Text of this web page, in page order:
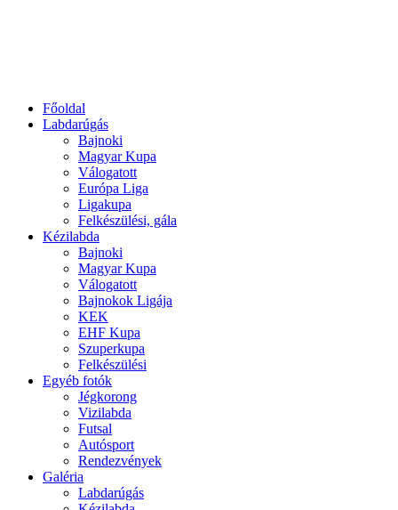
Főoldal
Labdarúgás
Bajnoki
Magyar Kupa
Válogatott
Európa Liga
Ligakupa
Felkészülési, gála
Kézilabda
Bajnoki
Magyar Kupa
Válogatott
Bajnokok Ligája
KEK
EHF Kupa
Szuperkupa
Felkészülési
Egyéb fotók
Jégkorong
Vizilabda
Futsal
Autósport
Rendezvények
Galéria
Labdarúgás